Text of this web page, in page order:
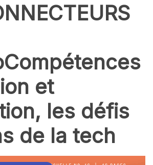
et
les défis
de la tech